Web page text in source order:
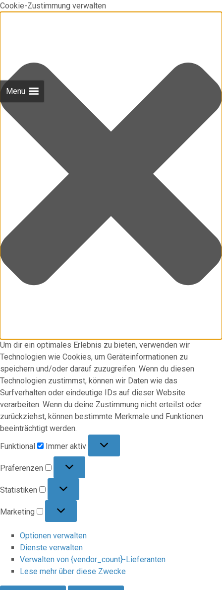
Cookie-Zustimmung verwalten
Um dir ein optimales Erlebnis zu bieten, verwenden wir
Technologien wie Cookies, um Geräteinformationen zu
speichern und/oder darauf zuzugreifen. Wenn du diesen
Technologien zustimmst, können wir Daten wie das
Surfverhalten oder eindeutige IDs auf dieser Website
verarbeiten. Wenn du deine Zustimmung nicht erteilst oder
zurückziehst, können bestimmte Merkmale und Funktionen
beeinträchtigt werden.
Funktional
Immer aktiv
Präferenzen
Statistiken
Marketing
Optionen verwalten
Dienste verwalten
Verwalten von {vendor_count}-Lieferanten
Lese mehr über diese Zwecke
Menu